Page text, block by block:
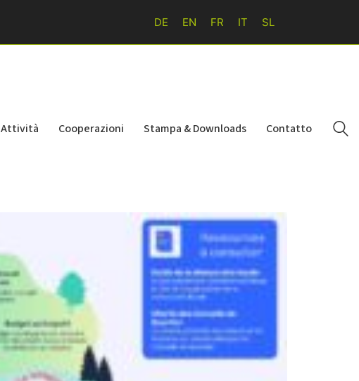
DE EN FR IT SL
Attività Cooperazioni Stampa & Downloads Contatto